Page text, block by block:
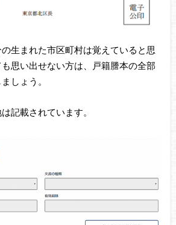
生まれた市区町村は覚えていると思
思い出せない方は、戸籍謄本の全部
しょう。
記載されています。